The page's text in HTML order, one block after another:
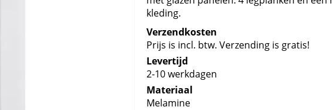
kleding.
Verzendkosten
Prijs is incl. btw. Verzending is gratis!
Levertijd
2-10 werkdagen
Materiaal
Melamine